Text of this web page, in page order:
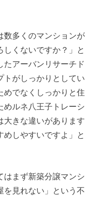
数多くのマンションが
しくないですか？」と
たアーバンリサーチド
トがしっかりとしてい
めでなくしっかりと住
めルネ八王子トレーシ
大きな違いがあります
しやすいですよ」と
はまず新築分譲マンシ
を見れない」という不